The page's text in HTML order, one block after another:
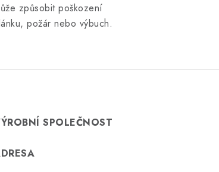
způsobit poškození
požár nebo výbuch.
SPOLEČNOST